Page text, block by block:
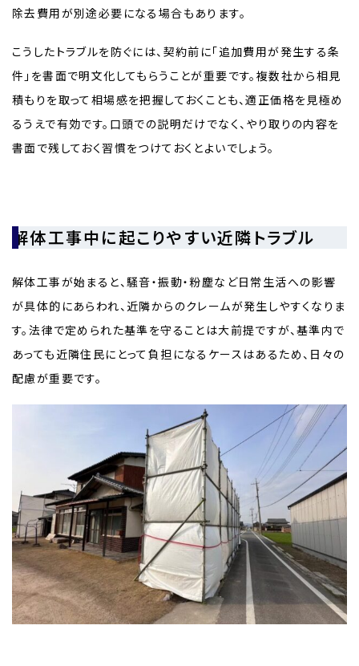
除去費用が別途必要になる場合もあります。
こうしたトラブルを防ぐには、契約前に「追加費用が発生する条
件」を書面で明文化してもらうことが重要です。複数社から相見
積もりを取って相場感を把握しておくことも、適正価格を見極め
るうえで有効です。口頭での説明だけでなく、やり取りの内容を
書面で残しておく習慣をつけておくとよいでしょう。
解体工事中に起こりやすい近隣トラブル
解体工事が始まると、騒音・振動・粉塵など日常生活への影響
が具体的にあらわれ、近隣からのクレームが発生しやすくなりま
す。法律で定められた基準を守ることは大前提ですが、基準内で
あっても近隣住民にとって負担になるケースはあるため、日々の
配慮が重要です。